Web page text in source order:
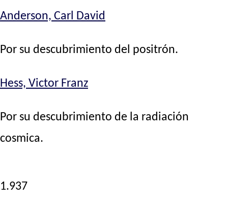
Anderson, Carl David
Por su descubrimiento del positrón.
Hess, Victor Franz
Por su descubrimiento de la radiación
cosmica.
1.937